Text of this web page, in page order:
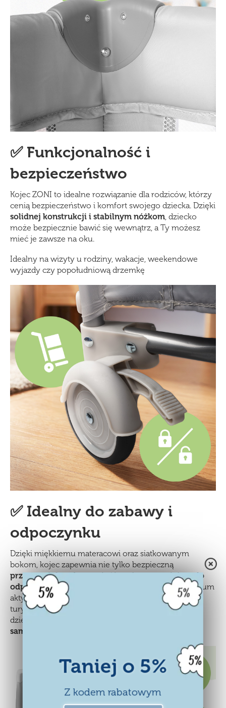
Taniej o 5%
Z kodem rabatowym
✅ Funkcjonalność i
bezpieczeństwo
Kojec ZONI to idealne rozwiązanie dla rodziców, którzy
cenią bezpieczeństwo i komfort swojego dziecka. Dzięki
solidnej konstrukcji i stabilnym nóżkom, dziecko
może bezpiecznie bawić się wewnątrz, a Ty możesz
mieć je zawsze na oku.
Idealny na wizyty u rodziny, wakacje, weekendowe
wyjazdy czy popołudniową drzemkę
✅ Idealny do zabawy i
odpoczynku
Dzięki miękkiemu materacowi oraz siatkowanym
bokom, kojec zapewnia nie tylko bezpieczną
przestrzeń do zabawy
, ale i komfortowe
miejsce do
odpoczynku. Może pełnić funkcję domowego centrum
aktywności, ale także sprawdzi się jako łóżeczko
turystyczne. Boczne wejście z suwakiem pozwala
dziecku samodzielnie wchodzić i wychodzić,
samodzielności i dając poczucie wolności.